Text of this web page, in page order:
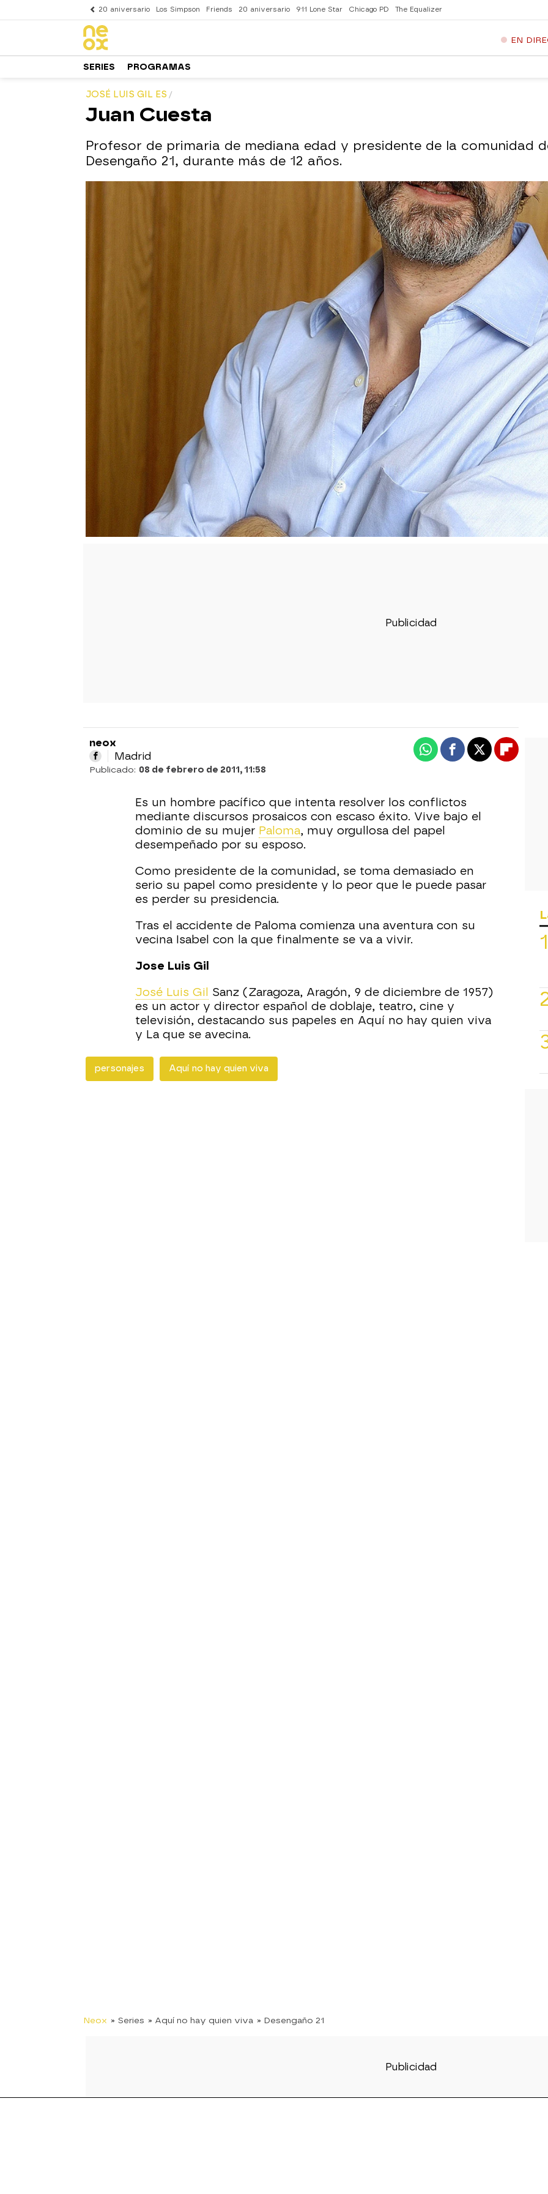
20 aniversario Los Simpson Friends 20 aniversario 911 Lone Star Chicago PD The Equalizer
EN
SERIES PROGRAMAS
JOSÉ LUIS GIL ES
Juan Cuesta
Profesor de primaria de mediana edad y presidente de la comunidad
Desengaño 21, durante más de 12 años.
neox
Madrid
Publicado: 08 de febrero de 2011, 11:58
WhatsappFacebook
X
Es un hombre pacífico que intenta resolver los conflictos
mediante discursos prosaicos con escaso éxito. Vive bajo el
dominio de su mujer Paloma, muy orgullosa del papel
desempeñado por su esposo.
Como presidente de la comunidad, se toma demasiado en
serio su papel como presidente y lo peor que le puede pasar
es perder su presidencia.
Tras el accidente de Paloma comienza una aventura con su
vecina Isabel con la que finalmente se va a vivir.
Jose Luis Gil
José Luis Gil Sanz (Zaragoza, Aragón, 9 de diciembre de 1957)
es un actor y director español de doblaje, teatro, cine y
televisión, destacando sus papeles en Aquí no hay quien viva
y La que se avecina.
personajes Aquí no hay quien viva
Neox » Series » Aquí no hay quien viva » Desengaño 21